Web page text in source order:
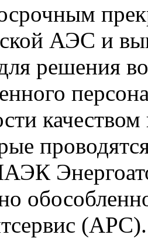
АЭС и
решения
(АРС).